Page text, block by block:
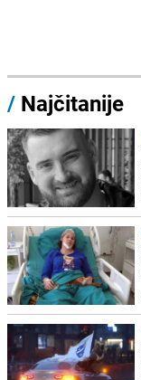
/ Najčitanije